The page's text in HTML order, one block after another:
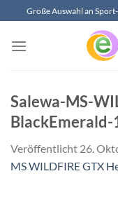
Inhalt
springen
Große Auswahl an
Salewa-MS-
Veröffentlicht 26.
MS WILDFIRE GTX